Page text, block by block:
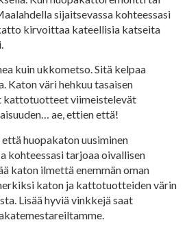
sijaitsevassa kohteessasi
kirvoittaa kateellisia katseita
kuin ukkometso. Sitä kelpaa
Katon väri hehkuu tasaisen
kattotuotteet viimeistelevät
ae, ettien että!
huopakaton uusiminen
kohteessasi tarjoaa oivallisen
katon ilmettä enemmän oman
katon ja kattotuotteiden värin
Lisää hyviä vinkkejä saat